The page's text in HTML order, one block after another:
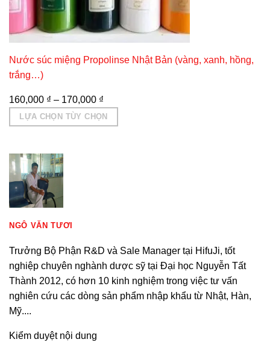
Nước súc miệng Propolinse Nhật Bản (vàng, xanh, hồng,
trắng…)
160,000 ₫ – 170,000 ₫
LỰA CHỌN TÙY CHỌN
này
có
nhiều
biến
thể.
tùy
chọn
có
thể
được
chọn
NGÔ VĂN TƯƠI
Trưởng Bộ Phận R&D và Sale Manager tại HifuJi, tốt
nghiệp chuyên nghành dược sỹ tại Đại học Nguyễn Tất
Thành 2012, có hơn 10 kinh nghiệm trong việc tư vấn
nghiên cứu các dòng sản phẩm nhập khẩu từ Nhật, Hàn,
Mỹ....
Kiểm duyệt nội dung